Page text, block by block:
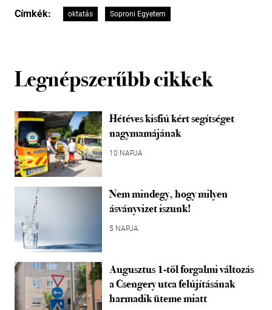
Címkék: oktatás Soproni Egyetem
Legnépszerűbb cikkek
Hétéves kisfiú kért segítséget
nagymamájának
10 NAPJA
Nem mindegy, hogy milyen
ásványvizet iszunk!
5 NAPJA
Augusztus 1-től forgalmi változás
a Csengery utca felújításának
harmadik üteme miatt